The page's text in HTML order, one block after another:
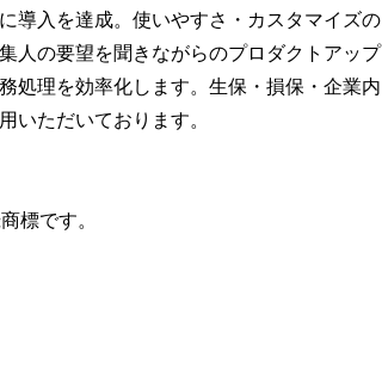
導入を達成。使いやすさ・カスタマイズの
人の要望を聞きながらのプロダクトアップ
処理を効率化します。生保・損保・企業内
いただいております。
標です。